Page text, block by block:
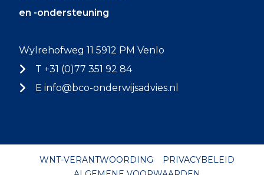
en -ondersteuning
Wylrehofweg 11 5912 PM Venlo
T +31 (0)77 351 92 84
E info@bco-onderwijsadvies.nl
WNT-VERANTWOORDING
PRIVACYBELEID